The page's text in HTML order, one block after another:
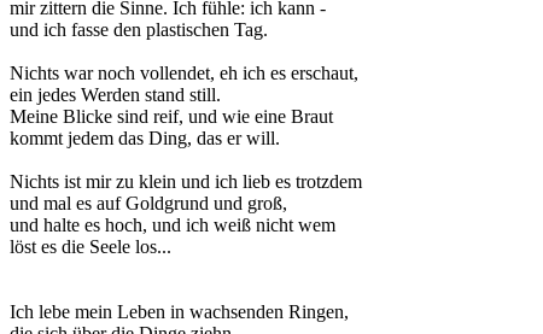
mir zittern die Sinne. Ich fühle: ich kann -
und ich fasse den plastischen Tag.
Nichts war noch vollendet, eh ich es erschaut,
ein jedes Werden stand still.
Meine Blicke sind reif, und wie eine Braut
kommt jedem das Ding, das er will.
Nichts ist mir zu klein und ich lieb es trotzdem
und mal es auf Goldgrund und groß,
und halte es hoch, und ich weiß nicht wem
löst es die Seele los...
Ich lebe mein Leben in wachsenden Ringen,